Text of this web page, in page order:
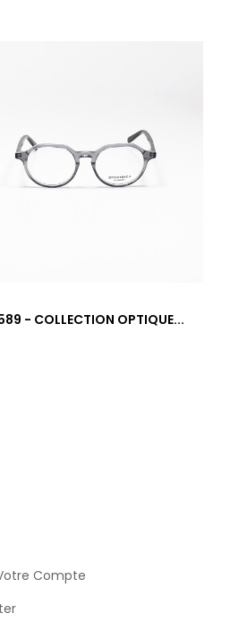
BR589 - COLLECTION OPTIQUE...
Compte